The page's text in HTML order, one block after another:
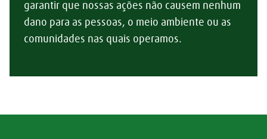
garantir que nossas ações não causem nenhum
dano para as pessoas, o meio ambiente ou as
comunidades nas quais operamos.